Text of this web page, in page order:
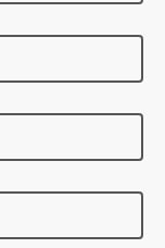
för dockteatern i 5 akter
Odenvald Schule